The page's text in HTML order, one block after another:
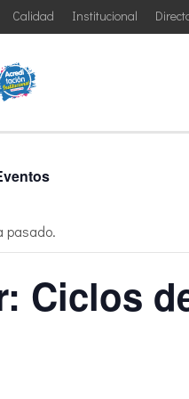
Institucional
Calidad
pasado.
Ciclos